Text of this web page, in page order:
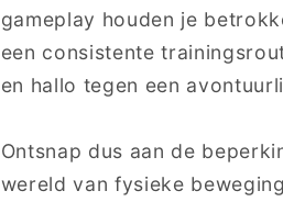
gameplay houden je
een ​​consistente
en hallo tegen een
Ontsnap dus aan de
wereld van fysieke